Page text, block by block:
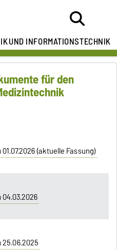
UND INFORMATIONSTECHNIK
für den
(aktuelle Fassung)